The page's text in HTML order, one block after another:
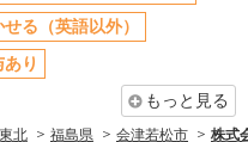
る（英語以外）
り
もっと見る
北 福島県 会津若松市 株式